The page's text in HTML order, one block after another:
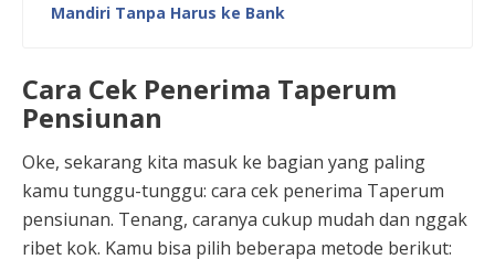
Mandiri Tanpa Harus ke Bank
Cara Cek Penerima Taperum
Pensiunan
Oke, sekarang kita masuk ke bagian yang paling
kamu tunggu-tunggu: cara cek penerima Taperum
pensiunan. Tenang, caranya cukup mudah dan nggak
ribet kok. Kamu bisa pilih beberapa metode berikut: